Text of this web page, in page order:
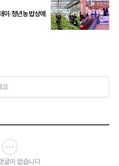
이·청년농 밥상에
요
글이 없습니다